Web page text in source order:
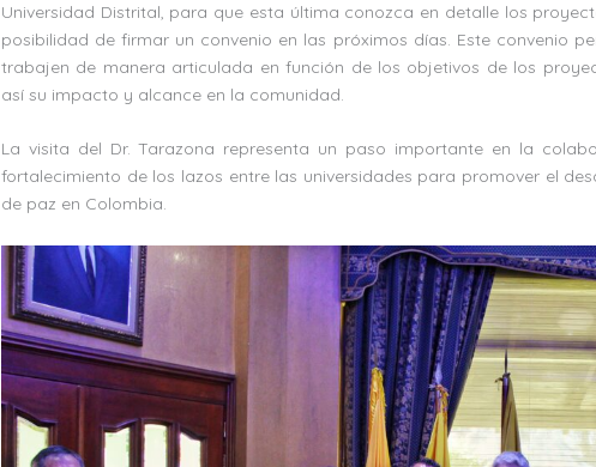
Universidad Distrital, para que esta última conozca en detalle los
posibilidad de firmar un convenio en las próximos días. Este convenio
trabajen de manera articulada en función de los objetivos de los
así su impacto y alcance en la comunidad.
La visita del Dr. Tarazona representa un paso importante en la
fortalecimiento de los lazos entre las universidades para promover el
de paz en Colombia.